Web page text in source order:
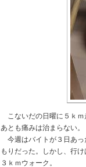
こないだの日曜に５ｋｍ
あとも痛みは治まらない。
今週はバイトが３日あっ
もりだった。しかし、行
３ｋｍウォーク。